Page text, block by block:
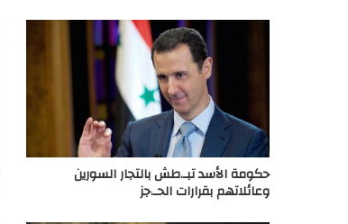
حكومة الأسد تبـ.طش بالتجار السورين
وعائلاتهم بقرارات الحـ.جز